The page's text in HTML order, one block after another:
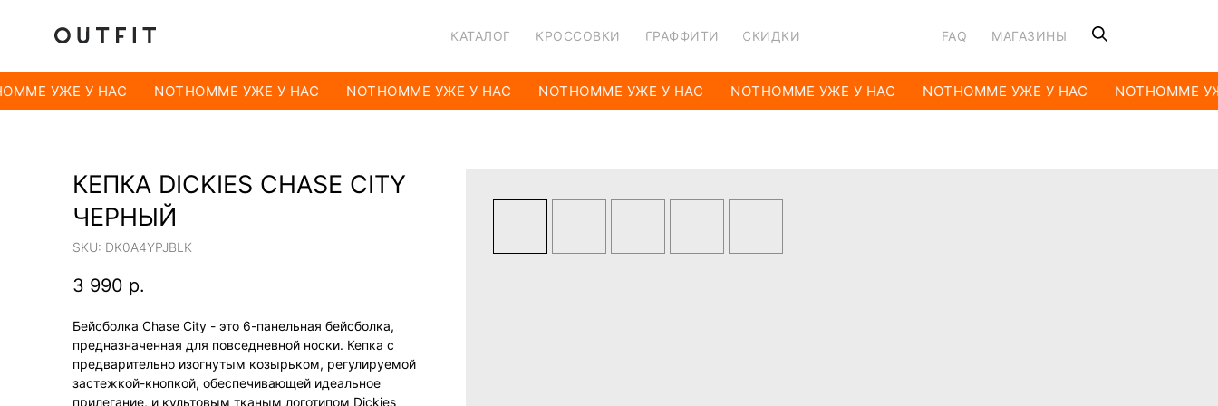
КАТАЛОГ КРОССОВКИ ГРАФФИТИ СКИДКИ FAQ МАГАЗИНЫ
УЖЕ У НАС NOTHOMME УЖЕ У НАС NOTHOMME УЖЕ У НАС NOTHOMME УЖЕ У НАС NOTHOMME УЖЕ У НАС NOTHOMME УЖЕ У НАС NOTHOMME
КЕПКА DICKIES CHASE CITY
ЧЕРНЫЙ
SKU: DK0A4YPJBLK
3 990 р.
Бейсболка Chase City - это 6-панельная бейсболка,
предназначенная для повседневной носки. Кепка с
предварительно изогнутым козырьком, регулируемой
застежкой-кнопкой, обеспечивающей идеальное
прилегание, и культовым тканым логотипом Dickies